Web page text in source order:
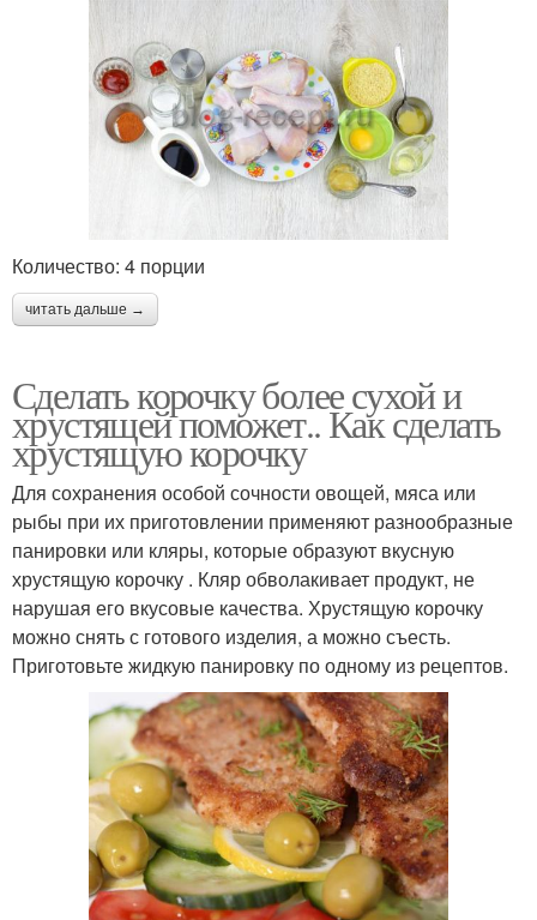
Количество: 4 порции
читать дальше →
Сделать корочку более сухой и
хрустящей поможет.. Как сделать
хрустящую корочку
Для сохранения особой сочности овощей, мяса или
рыбы при их приготовлении применяют разнообразные
панировки или кляры, которые образуют вкусную
хрустящую корочку . Кляр обволакивает продукт, не
нарушая его вкусовые качества. Хрустящую корочку
можно снять с готового изделия, а можно съесть.
Приготовьте жидкую панировку по одному из рецептов.